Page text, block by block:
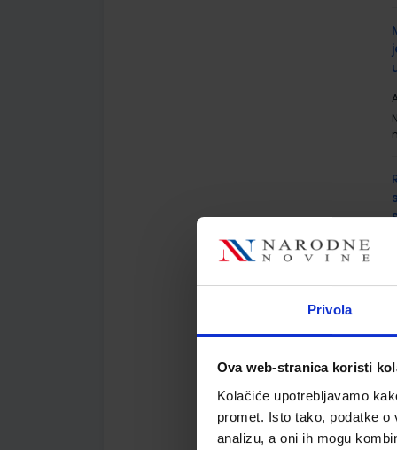
Privola
Ova web-stranica koristi
Kolačiće upotrebljavamo
promet. Isto tako, podatke
analizu, a oni ih mogu